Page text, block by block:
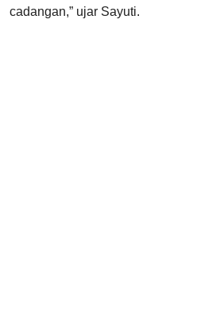
cadangan,” ujar Sayuti.